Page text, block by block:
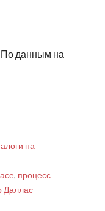
По данным на
на
, процесс
Даллас